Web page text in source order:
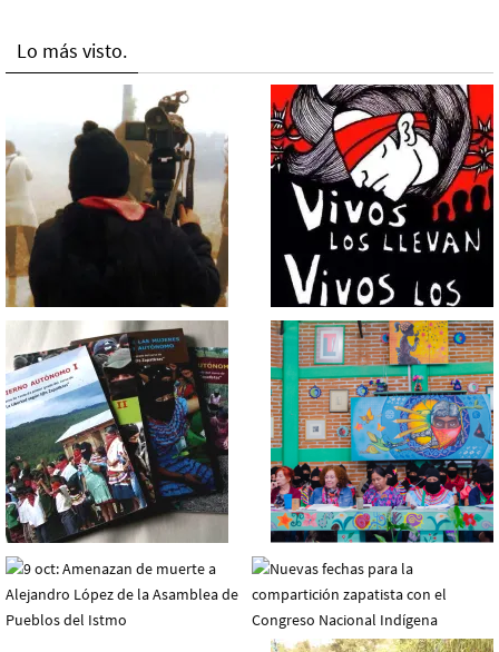
Lo más visto.